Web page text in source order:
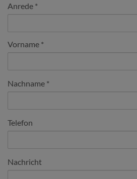
Anrede
Vorname
Nachname
Telefon
Nachricht